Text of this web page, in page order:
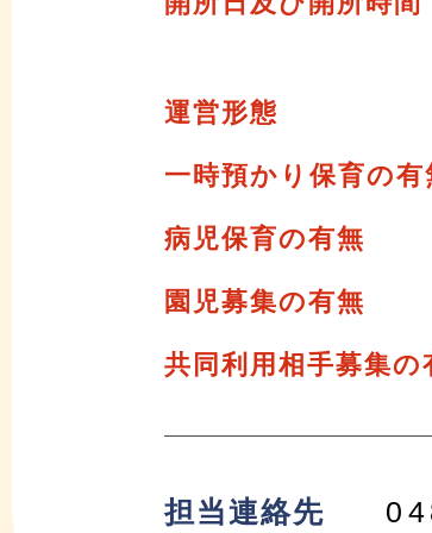
運営形態
一時預かり保育の有
病児保育の有無
園児募集の有無
共同利用相手募集の
担当連絡先